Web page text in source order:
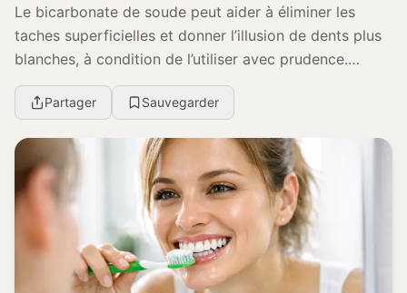
Le bicarbonate de soude peut aider à éliminer les
taches superficielles et donner l’illusion de dents plus
blanches, à condition de l’utiliser avec prudence.
Efficacité réelle, risques pour l’émail et...
Partager Sauvegarder